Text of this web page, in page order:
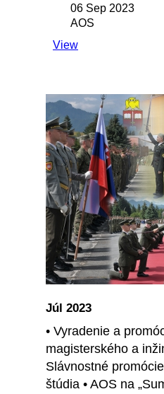
06 Sep 2023
AOS
View
Júl 2023
• Vyradenie a
magisterského a
Slávnostné
štúdia • AOS na